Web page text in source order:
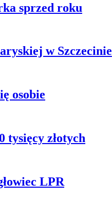
sprzed roku
w Szczecinie
osobie
tysięcy złotych
LPR